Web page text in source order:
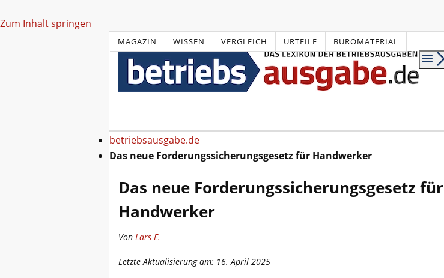
Zum Inhalt springen
MAGAZIN WISSEN VERGLEICH URTEILE BÜROMATERIAL
betriebsausgabe.de
Das neue Forderungssicherungsgesetz für Handwerker
Das neue Forderungssicherungsgesetz für
Handwerker
Von Lars E.
Letzte Aktualisierung am: 16. April 2025